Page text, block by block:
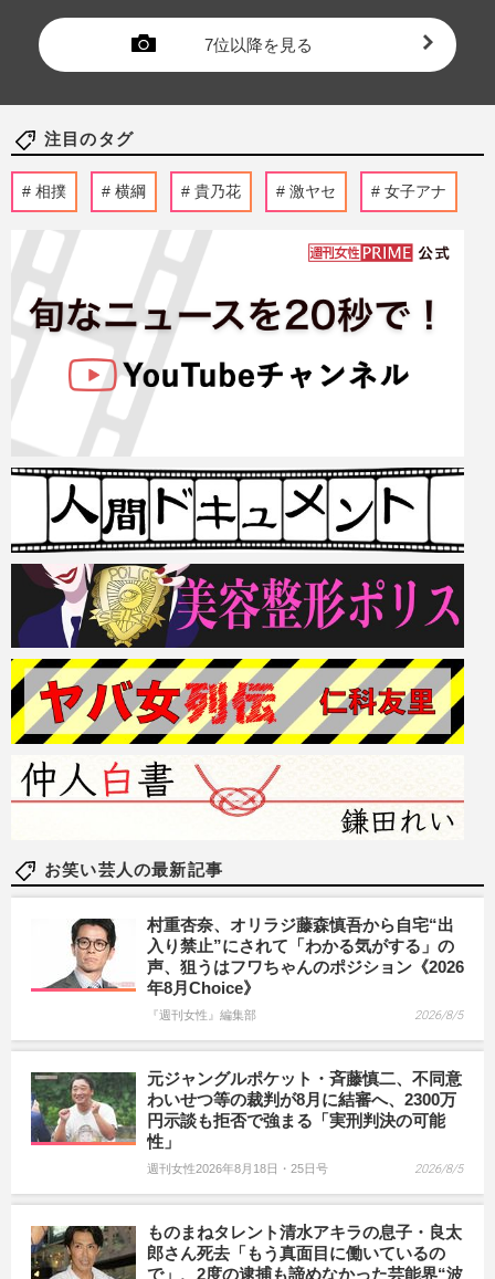
7位以降を見る
注目のタグ
相撲 横綱 貴乃花 激ヤセ 女子アナ
お笑い芸人の最新記事
村重杏奈、オリラジ藤森慎吾から自宅“出
入り禁止”にされて「わかる気がする」の
声、狙うはフワちゃんのポジション《2026
年8月Choice》
『週刊女性』編集部 2026/8/5
元ジャングルポケット・斉藤慎二、不同意
わいせつ等の裁判が8月に結審へ、2300万
円示談も拒否で強まる「実刑判決の可能
性」
週刊女性2026年8月18日・25日号 2026/8/5
ものまねタレント清水アキラの息子・良太
郎さん死去「もう真面目に働いているの
で」、2度の逮捕も諦めなかった芸能界“波